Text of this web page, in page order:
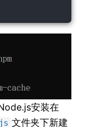
安装在
文件夹下新建